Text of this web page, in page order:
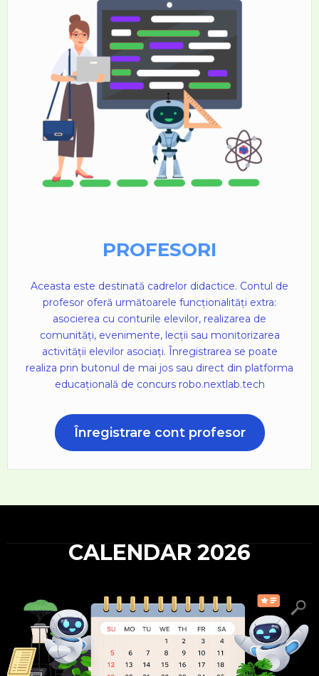
PROFESORI
Aceasta este destinată cadrelor didactice. Contul de
profesor oferă următoarele funcționalități extra:
asocierea cu conturile elevilor, realizarea de
comunități, evenimente, lecții sau monitorizarea
activității elevilor asociați. Înregistrarea se poate
realiza prin butonul de mai jos sau direct din platforma
educațională de concurs robo.nextlab.tech
Înregistrare cont profesor
CALENDAR 2026